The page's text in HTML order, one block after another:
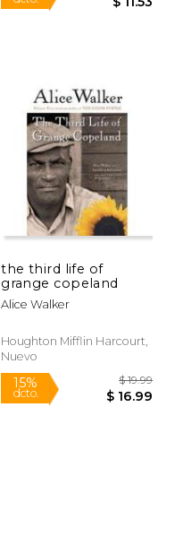
15%
dcto.
the third life of
grange copeland
Alice Walker
Houghton Mifflin Harcourt,
Nuevo